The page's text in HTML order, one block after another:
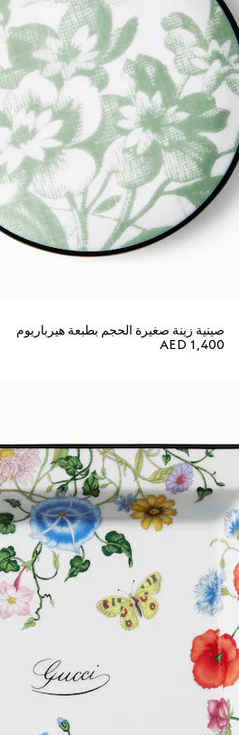
صينية زينة صغيرة الحجم بطبعة هيرباريوم
AED 1,400